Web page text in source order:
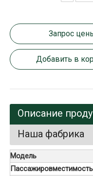
Запрос
Добавить в
Описание
Наша фабрика
Модель
Пассажировместимость